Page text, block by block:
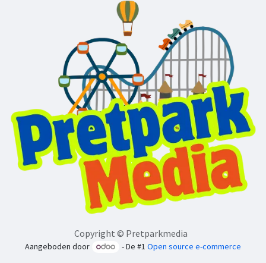
Copyright © Pretparkmedia
Aangeboden door - De #1Open source e-commerce